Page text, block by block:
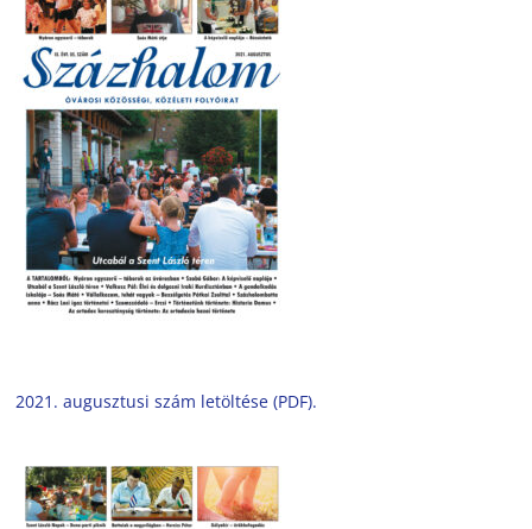
2021. augusztusi szám letöltése (PDF).